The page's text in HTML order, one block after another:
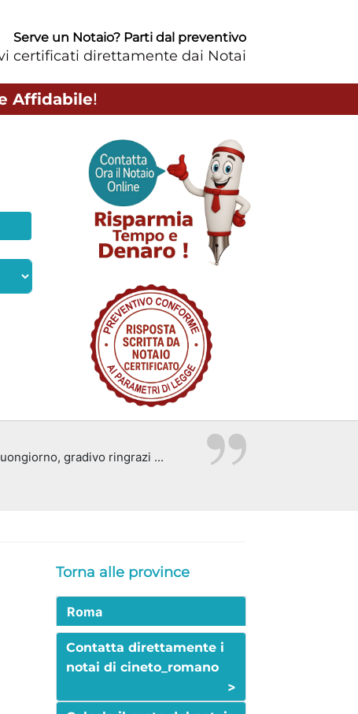
Serve un Notaio? Parti dal preventivo
certificati direttamente dai Notai
Affidabile!
gradivo ringrazi ...
Torna alle province
Roma
Contatta direttamente i
notai di cineto_romano
>